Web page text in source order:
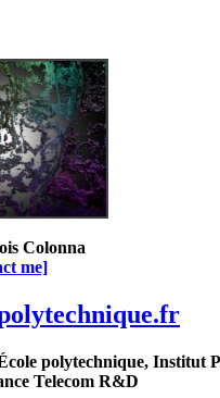
Colonna
me]
polytechnique, Institut
Telecom R&D